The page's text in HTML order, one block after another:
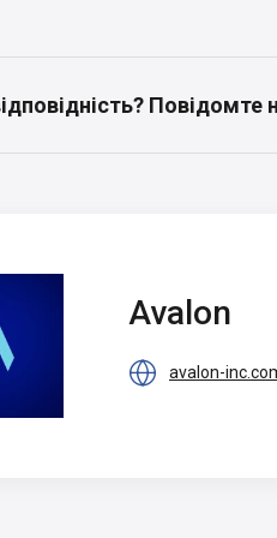
Повідомте
Avalon
 avalon-